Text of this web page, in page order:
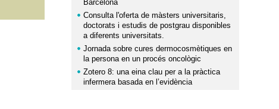
Barcelona
Consulta l'oferta de màsters universitaris,
doctorats i estudis de postgrau disponibles
a diferents universitats.
Jornada sobre cures dermocosmètiques en
la persona en un procés oncològic
Zotero 8: una eina clau per a la pràctica
infermera basada en l’evidència